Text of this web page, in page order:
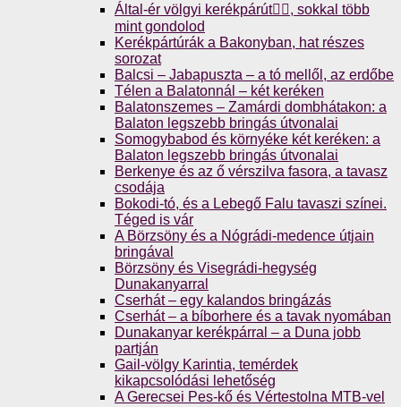
Által-ér völgyi kerékpárút🚴‍♀️, sokkal több
mint gondolod
Kerékpártúrák a Bakonyban, hat részes
sorozat
Balcsi – Jabapuszta – a tó mellől, az erdőbe
Télen a Balatonnál – két keréken
Balatonszemes – Zamárdi dombhátakon: a
Balaton legszebb bringás útvonalai
Somogybabod és környéke két keréken: a
Balaton legszebb bringás útvonalai
Berkenye és az ő vérszilva fasora, a tavasz
csodája
Bokodi-tó, és a Lebegő Falu tavaszi színei.
Téged is vár
A Börzsöny és a Nógrádi-medence útjain
bringával
Börzsöny és Visegrádi-hegység
Dunakanyarral
Cserhát – egy kalandos bringázás
Cserhát – a bíborhere és a tavak nyomában
Dunakanyar kerékpárral – a Duna jobb
partján
Gail-völgy Karintia, temérdek
kikapcsolódási lehetőség
A Gerecsei Pes-kő és Vértestolna MTB-vel